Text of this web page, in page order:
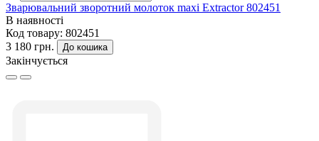
Зварювальний зворотний молоток maxi Extractor 802451
В наявності
Код товару: 802451
3 180 грн.
До кошика
Закінчується